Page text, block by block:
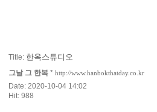
Title: 한옥스튜디오
그날 그 한복 * http://www.hanbokthatday.co.kr
Date: 2020-10-04 14:02
Hit: 988